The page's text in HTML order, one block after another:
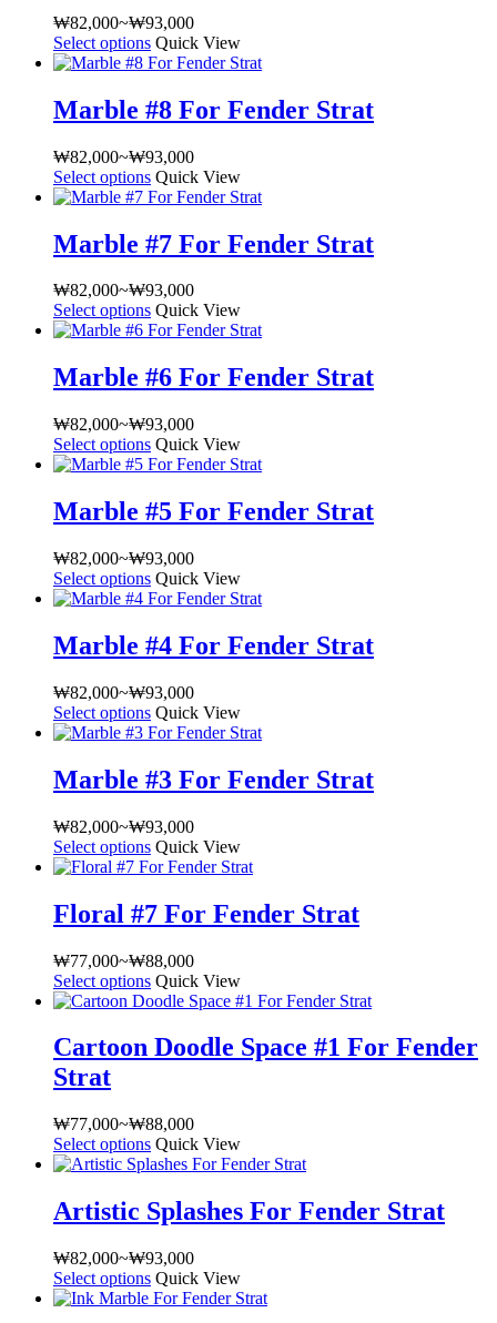
₩82,000~₩93,000가
격
범
₩82,000~₩93,000
Select options 여
러
품
션
이
이
품
있
습
다.
상
품
페
이
에
옵
션
을
택
수
있
습
다
Quick View
Marble #8 For Fender Strat
₩82,000~₩93,000가
격
범
₩82,000~₩93,000
Select options 여
러
품
션
이
이
품
있
습
다.
상
품
페
이
에
옵
션
을
택
수
있
습
다
Quick View
Marble #7 For Fender Strat
₩82,000~₩93,000가
격
범
₩82,000~₩93,000
Select options 여
러
품
션
이
이
품
있
습
니
다.
상
품
페
이
에
서
옵
션
을
택
수
있
습
다
Quick View
Marble #6 For Fender Strat
₩82,000~₩93,000가
격
범
₩82,000~₩93,000
Select options 여
러
품
션
이
이
품
있
습
니
다.
상
품
페
이
에
서
옵
션
을
택
있
습
니
Quick View
Marble #5 For Fender Strat
₩82,000~₩93,000가
격
범
₩82,000~₩93,000
Select options 여
러
품
션
이
이
품
있
습
니
다.
상
품
페
이
에
션
을
선
할
수
있
습
니
Quick View
Marble #4 For Fender Strat
₩82,000~₩93,000가
격
범
₩82,000~₩93,000
Select options 여
러
품
션
이
이
품
있
습
니
다.
상
이
지
에
서
옵
션
을
선
Quick View
Marble #3 For Fender Strat
₩82,000~₩93,000가
격
범
₩82,000~₩93,000
Select options 여
러
품
션
이
이
품
습
니
다.
품
이
지
에
Quick View
Floral #7 For Fender Strat
₩77,000~₩88,000가
격
범
₩77,000~₩88,000
Select options 여
러
품
이
이
상
에
습
니
다.
Quick View
Cartoon Doodle Space #1 For Fender
Strat
₩77,000~₩88,000가
격
범
₩77,000~₩88,000
Select options 여
러
품
션
이
이
Quick View
Artistic Splashes For Fender Strat
₩82,000~₩93,000가
격
범
Select options 여
러
Quick View